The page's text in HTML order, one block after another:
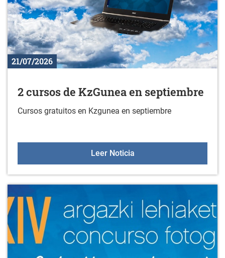
21/07/2026
2 cursos de KzGunea en septiembre
Cursos gratuitos en Kzgunea en septiembre
Leer Noticia2 cursos de KzGunea en